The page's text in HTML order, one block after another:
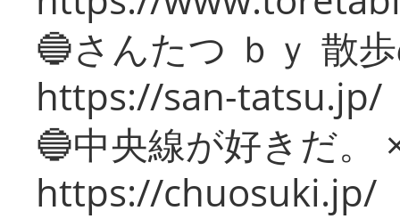
🔵さんたつ ｂｙ 散
https://san-tatsu.jp/
🔵中央線が好きだ。
https://chuosuki.jp/